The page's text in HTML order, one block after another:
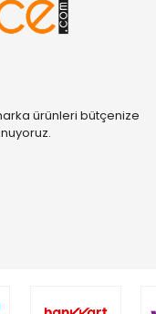
ürünleri bütçenize